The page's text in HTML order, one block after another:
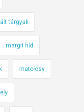
tárgyak
margit híd
matolcsy